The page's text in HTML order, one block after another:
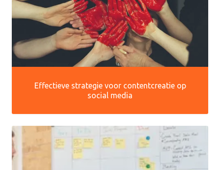
Effectieve strategie voor contentcreatie op
social media